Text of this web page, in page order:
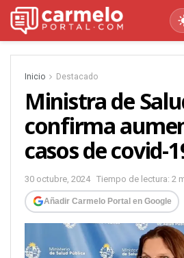
Inicio Destacado
Ministra de
confirma
casos de covid-
30 octubre, 2024 Tiempo de lectura: 2
Añadir Carmelo Portal en Google